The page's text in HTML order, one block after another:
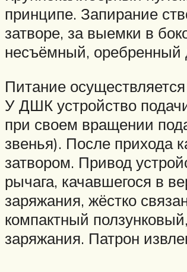
принципе. Запирание
затворе, за выемки в
несъёмный, оребренный
Питание
У ДШК устройство
при своем вращении
звенья). После прихода
затвором. Привод
рычага, качавшегося в
заряжания, жёстко
компактный
заряжания. Патрон